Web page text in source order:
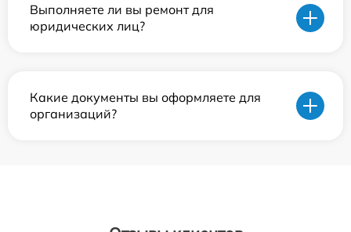
Выполняете ли вы ремонт для
юридических лиц?
Какие документы вы оформляете для
организаций?